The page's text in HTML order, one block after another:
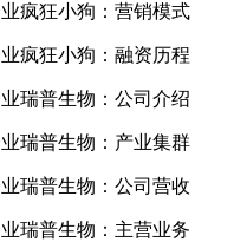
疯狂小狗：营销模式
疯狂小狗：融资历程
瑞普生物：公司介绍
瑞普生物：产业集群
瑞普生物：公司营收
瑞普生物：主营业务